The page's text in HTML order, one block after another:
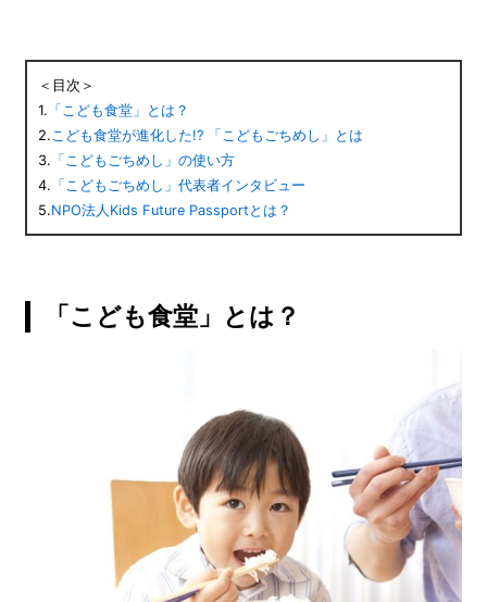
＜目次＞
1. 「こども食堂」とは？
2. こども食堂が進化した!? 「こどもごちめし」とは
3. 「こどもごちめし」の使い方
4. 「こどもごちめし」代表者インタビュー
5.NPO法人Kids Future Passportとは？
「こども食堂」とは？